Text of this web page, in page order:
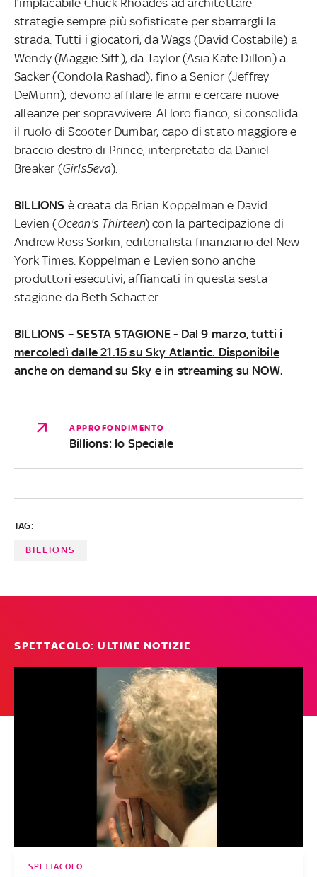
strategie sempre più sofisticate per sbarrargli la
strada. Tutti i giocatori, da Wags (David Costabile) a
Wendy (Maggie Siff), da Taylor (Asia Kate Dillon) a
Sacker (Condola Rashad), fino a Senior (Jeffrey
DeMunn), devono affilare le armi e cercare nuove
alleanze per sopravvivere. Al loro fianco, si consolida
il ruolo di Scooter Dumbar, capo di stato maggiore e
braccio destro di Prince, interpretato da Daniel
Breaker (Girls5eva).
BILLIONS è creata da Brian Koppelman e David
Levien (Ocean's Thirteen) con la partecipazione di
Andrew Ross Sorkin, editorialista finanziario del New
York Times. Koppelman e Levien sono anche
produttori esecutivi, affiancati in questa sesta
stagione da Beth Schacter.
BILLIONS – SESTA STAGIONE - Dal 9 marzo, tutti i
mercoledì dalle 21.15 su Sky Atlantic. Disponibile
anche on demand su Sky e in streaming su NOW.
APPROFONDIMENTO
Billions: lo Speciale
TAG:
BILLIONS
SPETTACOLO: ULTIME NOTIZIE
SPETTACOLO